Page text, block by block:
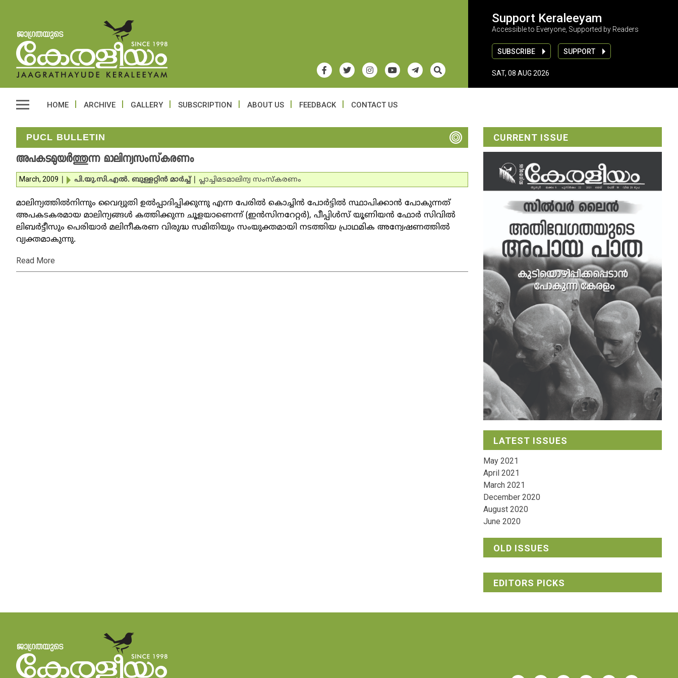
Support Keraleeyam
Accessible to Everyone, Supported by Readers
SUBSCRIBE SUPPORT
SAT, 08 AUG 2026
HOME ARCHIVE GALLERY SUBSCRIPTION ABOUT US FEEDBACK CONTACT US
PUCL BULLETIN
അപകടമുയര്‍ത്തുന്ന മാലിന്യസംസ്‌കരണം
March, 2009 പി.യു.സി.എല്‍. ബുള്ളറ്റിന്‍ മാര്‍ച്ച്‌ പ്ലാച്ചിമടമാലിന്യ സംസ്കരണം
മാലിന്യത്തില്‍നിന്നും വൈദ്യുതി ഉല്‍പ്പാദിപ്പിക്കുന്നു എന്ന പേരില്‍ കൊച്ചിന്‍ പോര്‍ട്ടില്‍ സ്ഥാപിക്കാന്‍ പോകുന്നത്
അപകടകരമായ മാലിന്യങ്ങള്‍ കത്തിക്കുന്ന ചൂളയാണെന്ന് (ഇന്‍സിനറേറ്റര്‍), പീപ്പിള്‍സ് യൂണിയന്‍ ഫോര്‍ സിവില്‍
ലിബര്‍ട്ടീസും പെരിയാര്‍ മലിനീകരണ വിരുദ്ധ സമിതിയും സംയുക്തമായി നടത്തിയ പ്രാഥമിക അന്വേഷണത്തില്‍
വ്യക്തമാകുന്നു.
Read More
CURRENT ISSUE
LATEST ISSUES
May 2021
April 2021
March 2021
December 2020
August 2020
June 2020
OLD ISSUES
EDITORS PICKS